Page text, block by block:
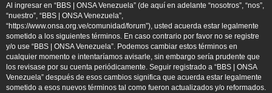
r
Al ingresar en “BBS | ONSA Venezuela” (de aquí en adelante “nosotros”, “nos”,
“nuestro”, “BBS | ONSA Venezuela”,
“https://www.onsa.org.ve/comunidad/forum”), usted acuerda estar legalmente
sometido a los siguientes términos. En caso contrario por favor no se registre
y/o use “BBS | ONSA Venezuela”. Podemos cambiar estos términos en
cualquier momento e intentaríamos avisarle, sin embargo sería prudente que
los revisase por su cuenta periódicamente. Seguir registrado a “BBS | ONSA
Venezuela” después de esos cambios significa que acuerda estar legalmente
sometido a esos nuevos términos tal como fueron actualizados y/o reformados.